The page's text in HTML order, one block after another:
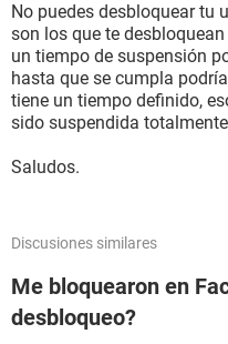
No puedes desbloquear tu
son los que te
un tiempo de suspensión
hasta que se cumpla
tiene un tiempo definido,
sido suspendida
Saludos.
Discusiones similares
Me bloquearon en
desbloqueo?